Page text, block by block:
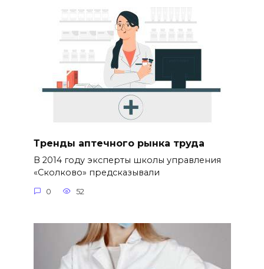
Тренды аптечного рынка труда
В 2014 году эксперты школы управления
«Сколково» предсказывали
0 52